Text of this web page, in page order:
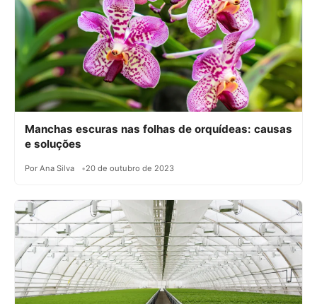
Manchas escuras nas folhas de orquídeas: causas
e soluções
Por Ana Silva 20 de outubro de 2023